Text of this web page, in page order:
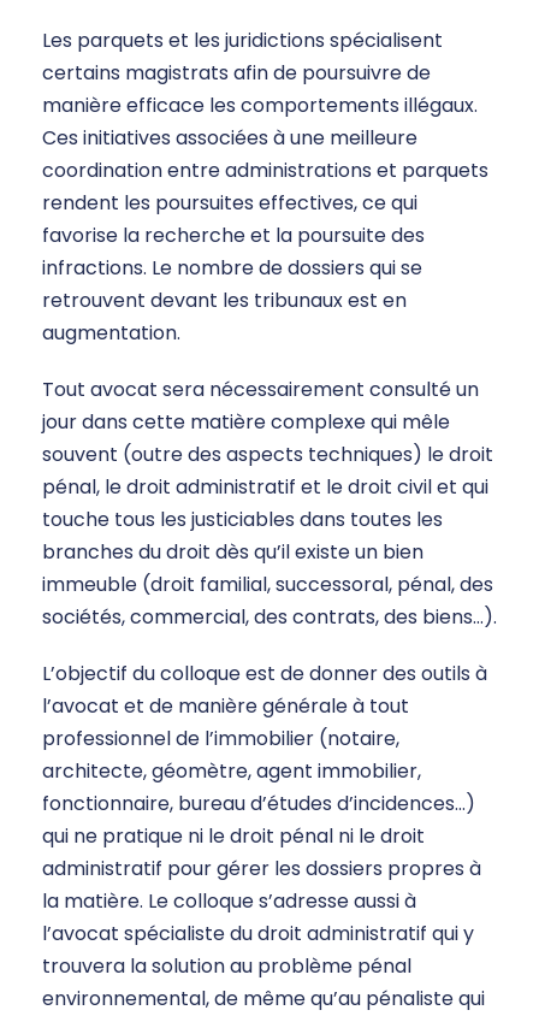
Les parquets et les juridictions spécialisent
certains magistrats afin de poursuivre de
manière efficace les comportements illégaux.
Ces initiatives associées à une meilleure
coordination entre administrations et parquets
rendent les poursuites effectives, ce qui
favorise la recherche et la poursuite des
infractions. Le nombre de dossiers qui se
retrouvent devant les tribunaux est en
augmentation.
Tout avocat sera nécessairement consulté un
jour dans cette matière complexe qui mêle
souvent (outre des aspects techniques) le droit
pénal, le droit administratif et le droit civil et qui
touche tous les justiciables dans toutes les
branches du droit dès qu’il existe un bien
immeuble (droit familial, successoral, pénal, des
sociétés, commercial, des contrats, des biens…).
L’objectif du colloque est de donner des outils à
l’avocat et de manière générale à tout
professionnel de l’immobilier (notaire,
architecte, géomètre, agent immobilier,
fonctionnaire, bureau d’études d’incidences…)
qui ne pratique ni le droit pénal ni le droit
administratif pour gérer les dossiers propres à
la matière. Le colloque s’adresse aussi à
l’avocat spécialiste du droit administratif qui y
trouvera la solution au problème pénal
environnemental, de même qu’au pénaliste qui